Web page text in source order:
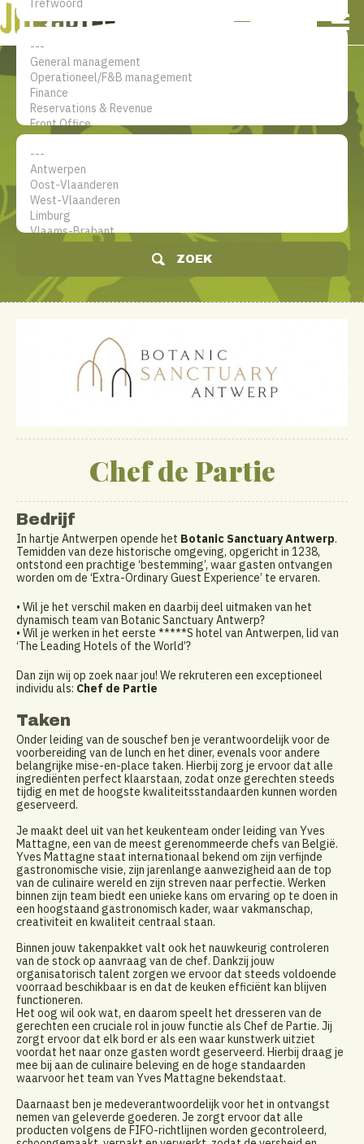
De jobsite voor hotel
professionals
ZOEK
Chef de Partie
Bedrijf
In hartje Antwerpen opende het Botanic Sanctuary Antwerp.
Temidden van deze historische omgeving, opgericht in 1238,
ontstond een prachtige ‘bestemming’, waar gasten ontvangen
worden om de ‘Extra-Ordinary Guest Experience’ te ervaren.
• Wil je het verschil maken en daarbij deel uitmaken van het
dynamisch team van Botanic Sanctuary Antwerp?
• Wil je werken in het eerste *****S hotel van Antwerpen, lid van
‘The Leading Hotels of the World’?
Dan zijn wij op zoek naar jou! We rekruteren een exceptioneel
individu als: Chef de Partie
Taken
Onder leiding van de souschef ben je verantwoordelijk voor de
voorbereiding van de lunch en het diner, evenals voor andere
belangrijke mise-en-place taken. Hierbij zorg je ervoor dat alle
ingrediënten perfect klaarstaan, zodat onze gerechten steeds
tijdig en met de hoogste kwaliteitsstandaarden kunnen worden
geserveerd.
Je maakt deel uit van het keukenteam onder leiding van Yves
Mattagne, een van de meest gerenommeerde chefs van België.
Yves Mattagne staat internationaal bekend om zijn verfijnde
gastronomische visie, zijn jarenlange aanwezigheid aan de top
van de culinaire wereld en zijn streven naar perfectie. Werken
binnen zijn team biedt een unieke kans om ervaring op te doen in
een hoogstaand gastronomisch kader, waar vakmanschap,
creativiteit en kwaliteit centraal staan.
Binnen jouw takenpakket valt ook het nauwkeurig controleren
van de stock op aanvraag van de chef. Dankzij jouw
organisatorisch talent zorgen we ervoor dat steeds voldoende
voorraad beschikbaar is en dat de keuken efficiënt kan blijven
functioneren.
Het oog wil ook wat, en daarom speelt het dresseren van de
gerechten een cruciale rol in jouw functie als Chef de Partie. Jij
zorgt ervoor dat elk bord er als een waar kunstwerk uitziet
voordat het naar onze gasten wordt geserveerd. Hierbij draag je
mee bij aan de culinaire beleving en de hoge standaarden
waarvoor het team van Yves Mattagne bekendstaat.
Daarnaast ben je medeverantwoordelijk voor het in ontvangst
nemen van geleverde goederen. Je zorgt ervoor dat alle
producten volgens de FIFO-richtlijnen worden gecontroleerd,